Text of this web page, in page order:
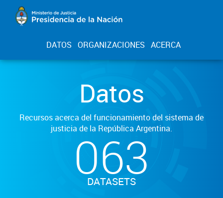
DATOS ORGANIZACIONES ACERCA
Datos
Recursos acerca del funcionamiento del sistema de
justicia de la República Argentina.
063
DATASETS